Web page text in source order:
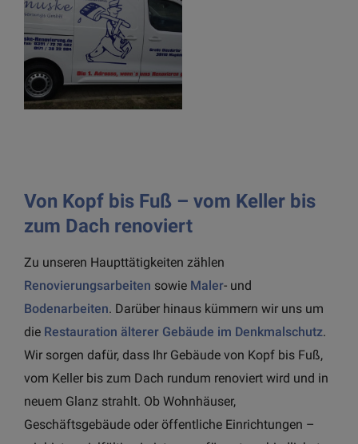
Von Kopf bis Fuß – vom Keller bis
zum Dach renoviert
Zu unseren Haupttätigkeiten zählen
Renovierungsarbeiten sowie Maler- und
Bodenarbeiten. Darüber hinaus kümmern wir uns um
die Restauration älterer Gebäude im Denkmalschutz.
Wir sorgen dafür, dass Ihr Gebäude von Kopf bis Fuß,
vom Keller bis zum Dach rundum renoviert wird und in
neuem Glanz strahlt. Ob Wohnhäuser,
Geschäftsgebäude oder öffentliche Einrichtungen –